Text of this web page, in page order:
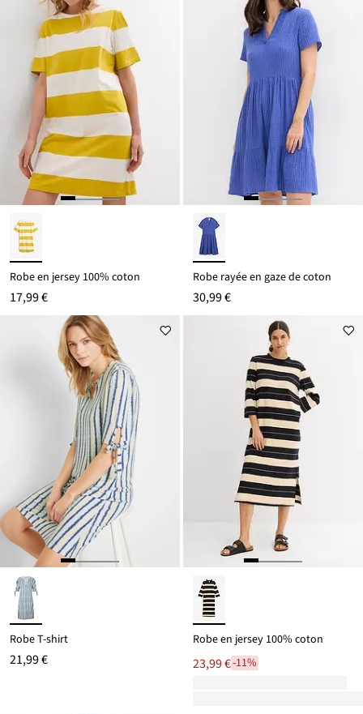
Robe en jersey 100% coton
17,99 €
Robe rayée en gaze de coton
30,99 €
Robe T-shirt
21,99 €
Robe en jersey 100% coton
23,99 €-11%